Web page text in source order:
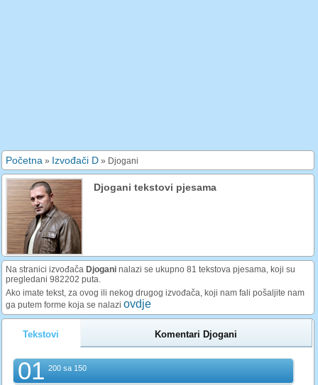
Početna » Izvođači D » Djogani
Djogani tekstovi pjesama
Na stranici izvođača Djogani nalazi se ukupno 81 tekstova pjesama, koji su
pregledani 982202 puta.
Ako imate tekst, za ovog ili nekog drugog izvođača, koji nam fali pošaljite nam
ga putem forme koja se nalazi ovdje
Tekstovi Komentari Djogani
01 200 sa 150